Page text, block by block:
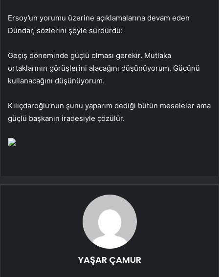
Ersoy’un yorumu üzerine açıklamalarına devam eden
Dündar, sözlerini şöyle sürdürdü:
Geçiş döneminde güçlü olması gerekir. Mutlaka
ortaklarının görüşlerini alacağını düşünüyorum. Gücünü
kullanacağını düşünüyorum.
Kılıçdaroğlu’nun şunu yaparım dediği bütün meseleler ama
güçlü başkanın iradesiyle çözülür.
YAŞAR ÇAMUR